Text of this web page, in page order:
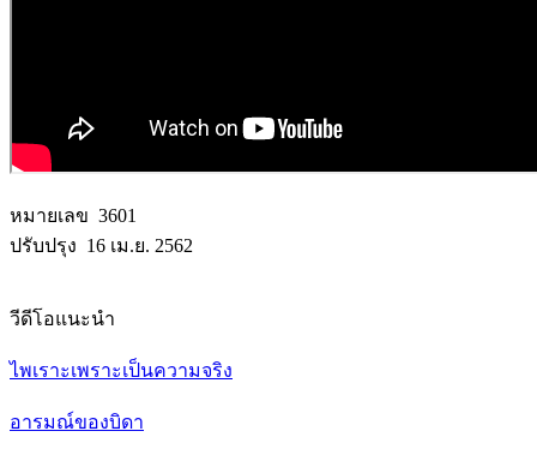
หมายเลข 3601
ปรับปรุง 16 เม.ย. 2562
วีดีโอแนะนำ
ไพเราะเพราะเป็นความจริง
อารมณ์ของบิดา